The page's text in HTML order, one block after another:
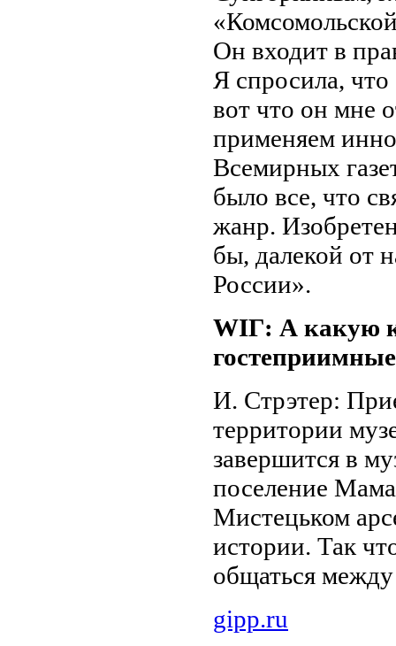
Он входит в
Я спросила,
вот что он мне
применяем
Всемирных
было все, что
жанр.
бы, далекой от
России».
WIГ: А какую
И. Стрэтер:
территории
завершится в
поселение
Мистецьком
истории. Так
общаться
gipp.ru